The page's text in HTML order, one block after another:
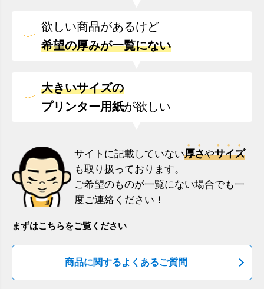
欲しい商品があるけど
希望の厚みが一覧にない
大きいサイズの
プリンター用紙が欲しい
サイトに記載していない厚さやサイズ
も取り扱っております。
ご希望のものが一覧にない場合でも一
度ご連絡ください！
まずはこちらをご覧ください
商品に関するよくあるご質問